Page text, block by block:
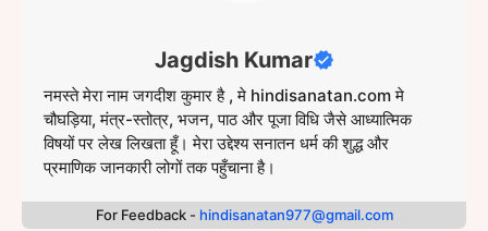
Jagdish Kumar
नमस्ते मेरा नाम जगदीश कुमार है , मे hindisanatan.com मे
चौघड़िया, मंत्र-स्तोत्र, भजन, पाठ और पूजा विधि जैसे आध्यात्मिक
विषयों पर लेख लिखता हूँ। मेरा उद्देश्य सनातन धर्म की शुद्ध और
प्रमाणिक जानकारी लोगों तक पहुँचाना है।
For Feedback - hindisanatan977@gmail.com